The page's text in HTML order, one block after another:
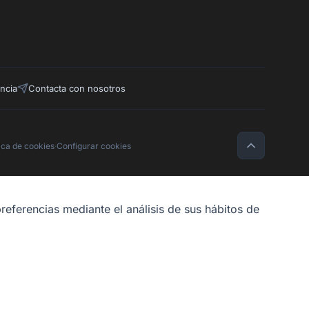
Contacta con nosotros
de cookies·Configurar cookies
mediante el análisis de sus hábitos de